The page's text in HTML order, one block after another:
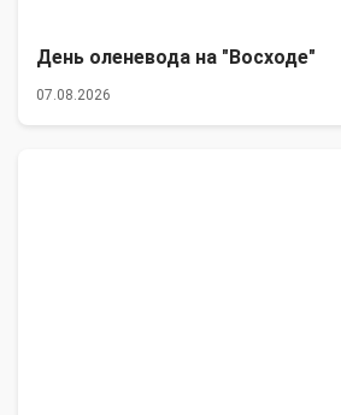
День оленевода на "Восходе"
07.08.2026